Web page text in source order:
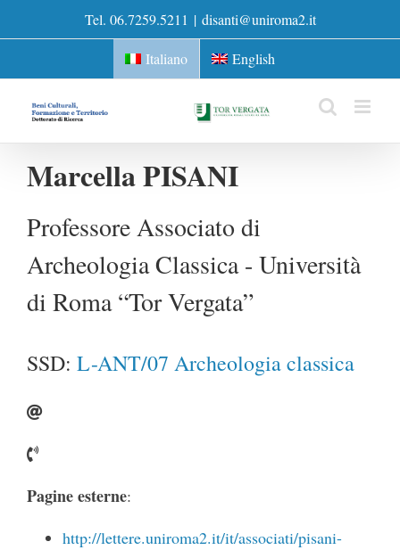
to
Tel. 06.7259.5211 | disanti@uniroma2.it
Italiano English
Marcella PISANI
Professore Associato di
Archeologia Classica - Università
di Roma “Tor Vergata”
SSD: L-ANT/07 Archeologia classica
Pagine esterne:
http://lettere.uniroma2.it/it/associati/pisani-